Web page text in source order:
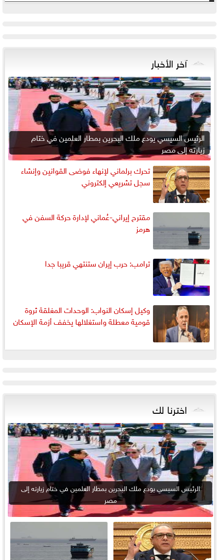
آخر الأخبار
الرئيس السيسي يودع ملك البحرين بمطار العلمين في ختام
زيارته إلى مصر
تحرك برلماني لإنهاء فوضى القوانين وإنشاء
سجل تشريعي إلكتروني
مقترح إيراني-عُماني لإدارة حركة السفن في
هرمز
ترامب: حرب إيران ستنتهي قريبا جدا
وكيل إسكان النواب: الوحدات المغلقة ثروة
قومية معطلة واستغلالها يخفف أزمة الإسكان
اخترنا لك
الرئيس السيسي يودع ملك البحرين بمطار العلمين في ختام زيارته إلى
مصر